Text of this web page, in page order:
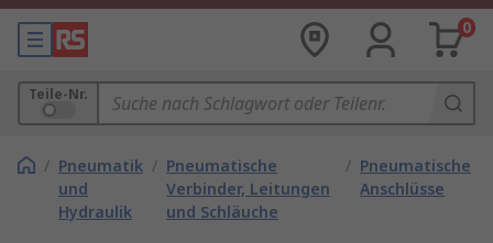
0
Teile-Nr.
/ Pneumatik
und
Hydraulik
/ Pneumatische
Verbinder, Leitungen
und Schläuche
/ Pneumatische
Anschlüsse